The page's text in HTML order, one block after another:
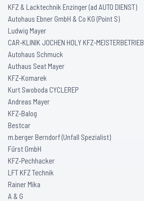
KFZ & Lacktechnik Enzinger (ad AUTO DIENST)
Autohaus Ebner GmbH & Co KG (Point S)
Ludwig Mayer
CAR-KLINIK JOCHEN HOLY KFZ-MEISTERBETRIEB
Autohaus Schmuck
Authaus Seat Mayer
KFZ-Komarek
Kurt Swoboda CYCLEREP
Andreas Mayer
KFZ-Balog
Bestcar
m.berger Berndorf (Unfall Spezialist)
Fürst GmbH
KFZ-Pechhacker
LFT KFZ Technik
Rainer Mika
A & G